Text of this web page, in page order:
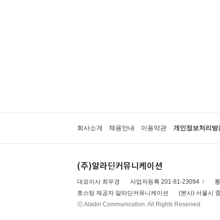
회사소개 채용안내 이용약관 개인정보처리방
(주)알라딘커뮤니케이션
대표이사 최우경 사업자등록 201-81-23094
호스팅 제공자 알라딘커뮤니케이션
(본사) 서울시
ⓒ Aladin Communication. All Rights Reserved.